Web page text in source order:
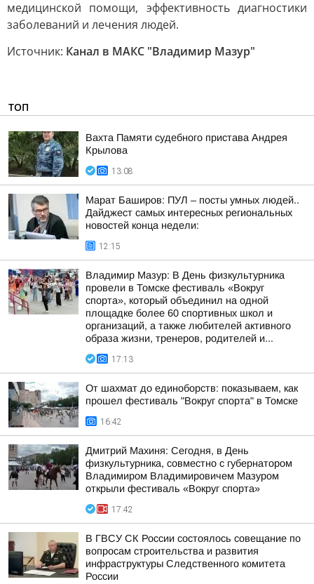
медицинской помощи, эффективность диагностики
заболеваний и лечения людей.
Источник: Канал в МАКС "Владимир Мазур"
ТОП
Вахта Памяти судебного пристава Андрея
Крылова
13:08
Марат Баширов: ПУЛ – посты умных людей..
Дайджест самых интересных региональных
новостей конца недели:
12:15
Владимир Мазур: В День физкультурника
провели в Томске фестиваль «Вокруг
спорта», который объединил на одной
площадке более 60 спортивных школ и
организаций, а также любителей активного
образа жизни, тренеров, родителей и...
17:13
От шахмат до единоборств: показываем, как
прошел фестиваль "Вокруг спорта" в Томске
16:42
Дмитрий Махиня: Сегодня, в День
физкультурника, совместно с губернатором
Владимиром Владимировичем Мазуром
открыли фестиваль «Вокруг спорта»
17:42
В ГВСУ СК России состоялось совещание по
вопросам строительства и развития
инфраструктуры Следственного комитета
России